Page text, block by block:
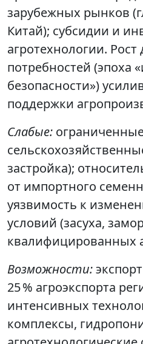
зарубежных рынков
Китай); субсидии и
агротехнологии.
потребностей (эпоха
безопасности»)
поддержки
Слабые:
застройка);
от импортного
уязвимость к
условий (засуха,
квалифицированных
Возможности:
25 % агроэкспорта
интенсивных
комплексы,